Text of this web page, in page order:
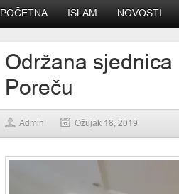
POČETNA ISLAM NOVOSTI
Održana
Poreču
Admin Ožujak 18, 2019